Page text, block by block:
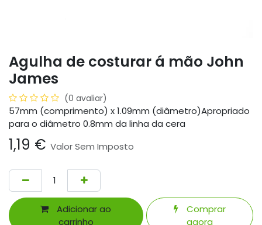
Agulha de costurar á mão John
James
(0 avaliar)
57mm (comprimento) x 1.09mm (diâmetro)Apropriado
para o diâmetro 0.8mm da linha da cera
1,19 € Valor Sem Imposto
Adicionar ao
carrinho
Comprar
agora